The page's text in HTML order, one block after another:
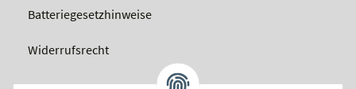
Batteriegesetzhinweise
Widerrufsrecht